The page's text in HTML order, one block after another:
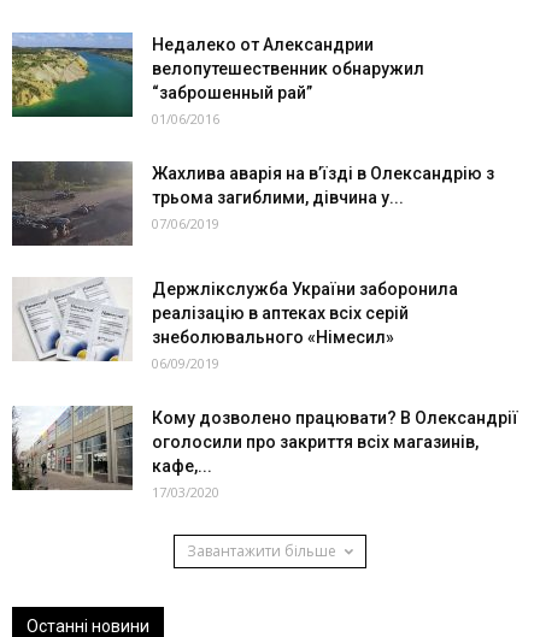
Недалеко от Александрии
велопутешественник обнаружил
“заброшенный рай”
01/06/2016
Жахлива аварія на в’їзді в Олександрію з
трьома загиблими, дівчина у...
07/06/2019
Держлікслужба України заборонила
реалізацію в аптеках всіх серій
знеболювального «Німесил»
06/09/2019
Кому дозволено працювати? В Олександрії
оголосили про закриття всіх магазинів,
кафе,...
17/03/2020
Завантажити більше
Останні новини